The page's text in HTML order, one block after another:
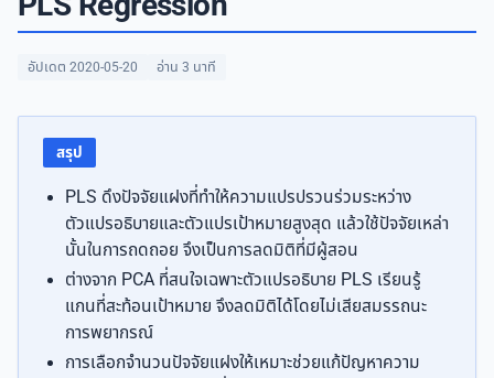
อัปเดต 2020-05-20 อ่าน 3 นาที
สรุป
PLS ดึงปัจจัยแฝงที่ทำให้ความแปรปรวนร่วมระหว่าง
ตัวแปรอธิบายและตัวแปรเป้าหมายสูงสุด แล้วใช้ปัจจัยเหล่า
นั้นในการถดถอย จึงเป็นการลดมิติที่มีผู้สอน
ต่างจาก PCA ที่สนใจเฉพาะตัวแปรอธิบาย PLS เรียนรู้
แกนที่สะท้อนเป้าหมาย จึงลดมิติได้โดยไม่เสียสมรรถนะ
การพยากรณ์
การเลือกจำนวนปัจจัยแฝงให้เหมาะช่วยแก้ปัญหาความ